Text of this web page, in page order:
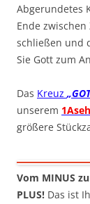
Abgerundetes
Ende
schließen und
Sie Gott zum
Das Kreuz
unserem
größere
Vom MINUS
PLUS! Das ist